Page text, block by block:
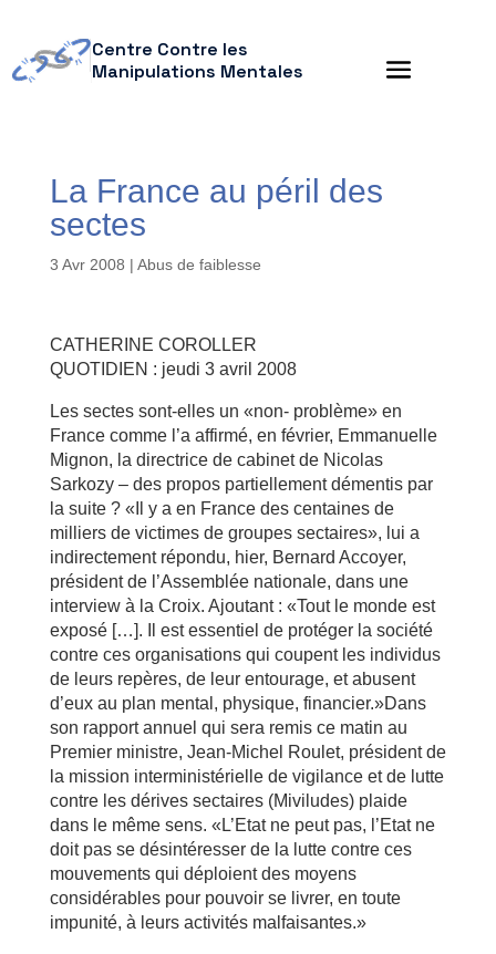
Centre Contre les
Manipulations Mentales
La France au péril des
sectes
3 Avr 2008 | Abus de faiblesse
CATHERINE COROLLER
QUOTIDIEN : jeudi 3 avril 2008
Les sectes sont-elles un «non- problème» en
France comme l’a affirmé, en février, Emmanuelle
Mignon, la directrice de cabinet de Nicolas
Sarkozy – des propos partiellement démentis par
la suite ? «Il y a en France des centaines de
milliers de victimes de groupes sectaires», lui a
indirectement répondu, hier, Bernard Accoyer,
président de l’Assemblée nationale, dans une
interview à la Croix. Ajoutant : «Tout le monde est
exposé […]. Il est essentiel de protéger la société
contre ces organisations qui coupent les individus
de leurs repères, de leur entourage, et abusent
d’eux au plan mental, physique, financier.»Dans
son rapport annuel qui sera remis ce matin au
Premier ministre, Jean-Michel Roulet, président de
la mission interministérielle de vigilance et de lutte
contre les dérives sectaires (Miviludes) plaide
dans le même sens. «L’Etat ne peut pas, l’Etat ne
doit pas se désintéresser de la lutte contre ces
mouvements qui déploient des moyens
considérables pour pouvoir se livrer, en toute
impunité, à leurs activités malfaisantes.»